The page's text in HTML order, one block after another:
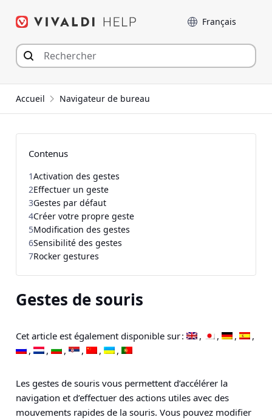
Langue
Accueil Navigateur de bureau
Gestes de souris
Cet article est également disponible sur :
Les gestes de souris vous permettent d’accélérer la
navigation et d’effectuer des actions utiles avec des
mouvements rapides de la souris. Vous pouvez modifier
Contenus
1Activation des gestes
2Effectuer un geste
3Gestes par défaut
4Créer votre propre geste
5Modification des gestes
6Sensibilité des gestes
7Rocker gestures